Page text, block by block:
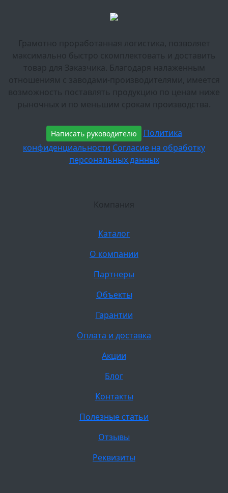
Грамотно проработанная логистика, позволяет
максимально быстро скомплектовать и доставить
товар для Заказчика. Благодаря налаженным
отношениям с заводами-производителями, имеется
возможность поставлять продукцию по ценам ниже
рыночных и по меньшим срокам производства.
Написать руководителю
Политика
конфиденциальности Согласие на обработку
персональных данных
Компания
Каталог
О компании
Партнеры
Объекты
Гарантии
Оплата и доставка
Акции
Блог
Контакты
Полезные статьи
Отзывы
Реквизиты